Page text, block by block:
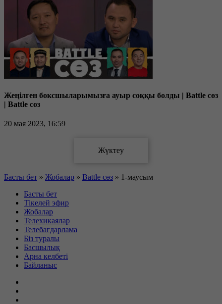
Жеңілген боксшыларымызға ауыр соққы болды | Battle сөз
| Battle соз
20 мая 2023, 16:59
Басты бет » Жобалар » Battle сөз » 1-маусым
Басты бет
Тікелей эфир
Жобалар
Телехикаялар
Телебағдарлама
Біз туралы
Басшылық
Арна келбеті
Байланыс